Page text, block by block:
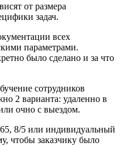
от размера
задач.
всех
параметрами.
было сделано и за что
сотрудников
2 варианта: удаленно в
очно с выездом.
8/5 или индивидуальный
чтобы заказчику было